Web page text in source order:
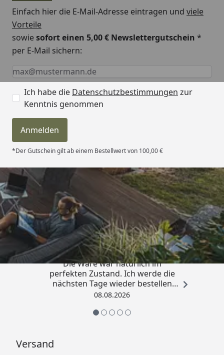
Einfach hier die E-Mail-Adresse eintragen und viele
Vorteile
sowiesofort einen 5,00 € Newslettergutschein *
per E-Mail sichern:
Keine Eingabe erforderlich
Eingabe erforderlich
E-Mail *
Ich habe die Datenschutzbestimmungen zur
Kenntnis genommen
Anmelden
*Der Gutschein gilt ab einem Bestellwert von 100,00 €
Trusted Shops
4,81/ 5
„Hervorragend schnelle Lieferung.
Die Ware war natürlich im
perfekten Zustand. Ich werde die
nächsten Tage wieder bestellen
Grüße an die Belegschaft gute
08.08.2026
Versand